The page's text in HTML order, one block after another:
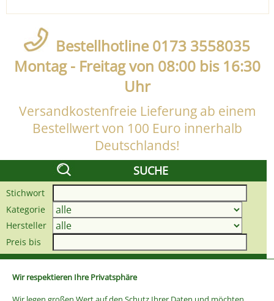
Wir respektieren Ihre Privatsphäre
Bestellhotline 0173 3558035
Montag - Freitag von 08:00 bis 16:30
Uhr
Versandkostenfreie Lieferung ab einem
Bestellwert von 100 Euro innerhalb
Deutschlands!
SUCHE
Stichwort
Kategorie
Hersteller
Preis bis